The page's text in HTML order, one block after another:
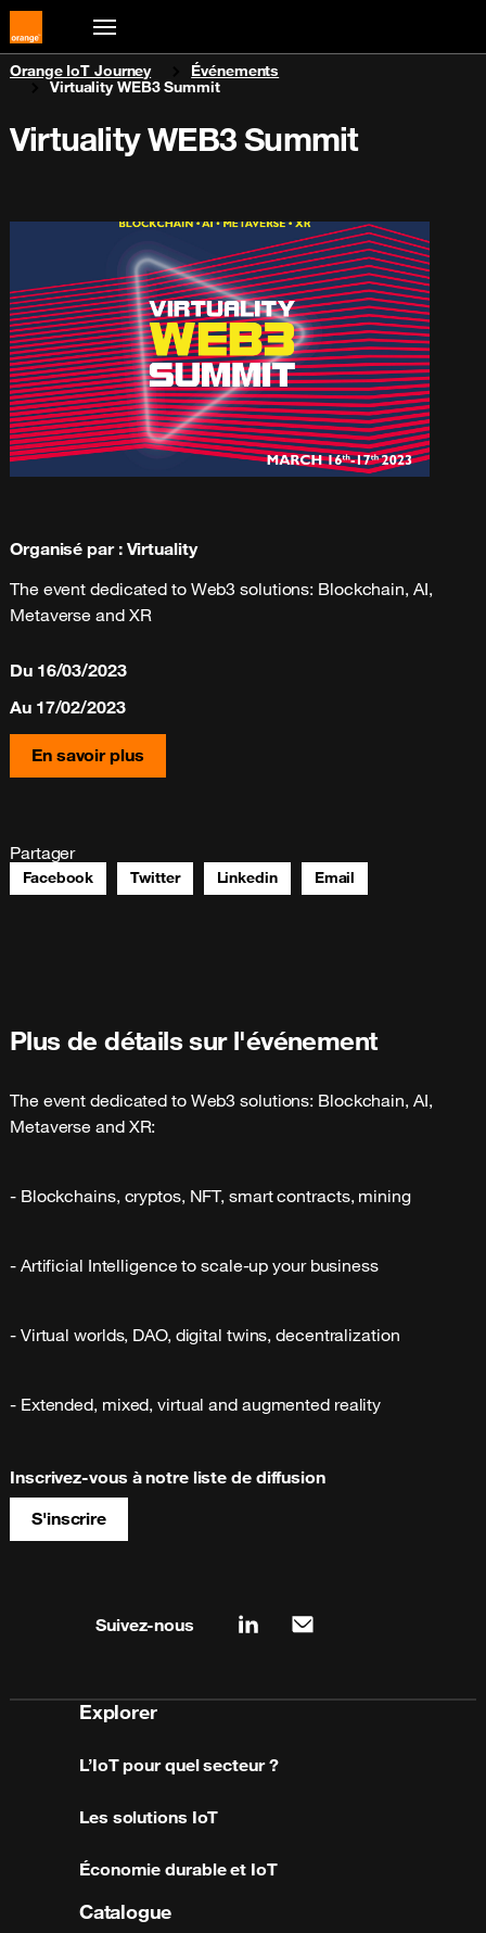
You are here:
Orange IoT Journey
Événements
Virtuality WEB3 Summit
Virtuality WEB3 Summit
Organisé par: Virtuality
The event dedicated to Web3 solutions: Blockchain, AI,
Metaverse and XR
Du 16/03/2023
Au 17/02/2023
En savoir plus
Partager
Facebook Twitter Linkedin Email
Plus de détails sur l'événement
The event dedicated to Web3 solutions: Blockchain, AI,
Metaverse and XR:
- Blockchains, cryptos, NFT, smart contracts, mining
- Artificial Intelligence to scale-up your business
- Virtual worlds, DAO, digital twins, decentralization
- Extended, mixed, virtual and augmented reality
Inscrivez-vous à notre liste de diffusion
S'inscrire
Suivez-nous linkedinmail
Explorer
L’IoT pour quel secteur ?
Les solutions IoT
Économie durable et IoT
Catalogue